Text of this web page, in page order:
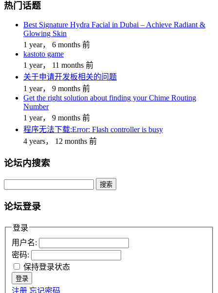
热门话题
Best Signature Hydra Facial in Dubai – Achieve Radiant &
Glowing Skin
1 year， 6 months 前
kastoto game
1 year， 11 months 前
关于申请开发板相关的问题
1 year， 9 months 前
Get the right solution about finding your Chime Routing
Number
1 year， 9 months 前
程序无法下载:Error: Flash controller is busy
4 years， 12 months 前
论坛内搜索
论坛登录
登录
用户名:
密码:
保持登录状态
登录
注册 忘记密码